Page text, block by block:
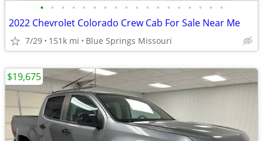
• • • • • • • • • • • • • • • • • •
2022 Chevrolet Colorado Crew Cab For Sale Near Me
7/29 151k mi Blue Springs Missouri
$19,675